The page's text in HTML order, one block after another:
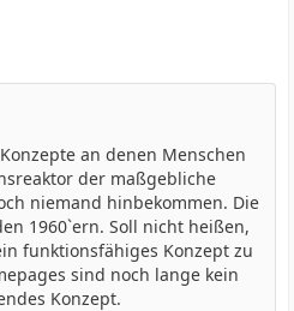
an denen Menschen
der maßgebliche
niemand hinbekommen. Die
1960`ern. Soll nicht heißen,
funktionsfähiges Konzept zu
sind noch lange kein
Konzept.